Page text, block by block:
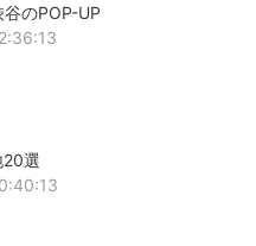
のPOP-UP
20選